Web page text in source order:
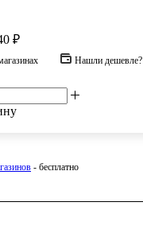
₽
Нашли дешевле?
- бесплатно